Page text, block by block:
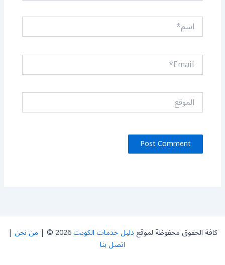
اسم*
Email*
الموقع
كافة الحقوق محفوظة لموقعدليل خدمات الكويت2026 © | من نحن |
اتصل بنا